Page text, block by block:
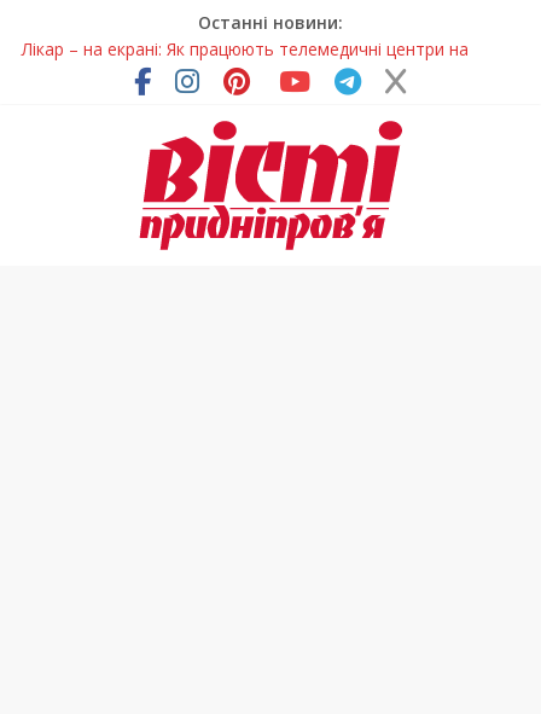
Останні новини:
Лікар – на екрані: Як працюють телемедичні центри на
Дніпропетровщині
У Дніпрі триває масштабна підготовка до опалювального
Пошуки тривають: на Дніпропетровщині досліджують місце
розташування легендарного монастиря (Фото)
Ветерани Дніпропетровщини отримують шанс на власне